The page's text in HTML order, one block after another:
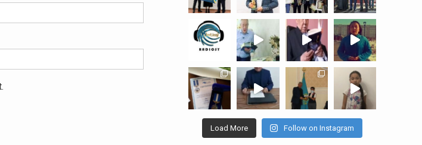
Load More Follow on Instagram